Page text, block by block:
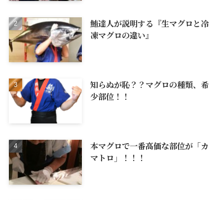
鮪達人が説明する『生マグロと冷
凍マグロの違い』
知らぬが恥？？マグロの種類、希
少部位！！
本マグロで一番高価な部位が「カ
マトロ」！！！